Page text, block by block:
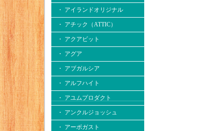
・ アイランドオリジナル
・ アチック（ATTIC）
・ アクアビット
・ アグア
・ アブガルシア
・ アルフハイト
・ アユムプロダクト
・ アンクルジョッシュ
・ アーボガスト